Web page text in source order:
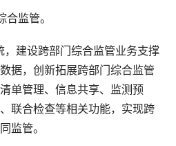
合监管。
，建设跨部门综合监管业务支撑
据，创新拓展跨部门综合监管
单管理、信息共享、监测预
联合检查等相关功能，实现跨
监管。